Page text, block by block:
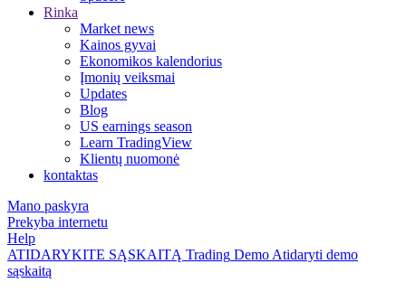
Rinka
Market news
Kainos gyvai
Ekonomikos kalendorius
Įmonių veiksmai
Updates
Blog
US earnings season
Learn TradingView
Klientų nuomonė
kontaktas
Mano paskyra
Prekyba internetu
Help
ATIDARYKITE SĄSKAITĄ Trading Demo Atidaryti demo
sąskaitą